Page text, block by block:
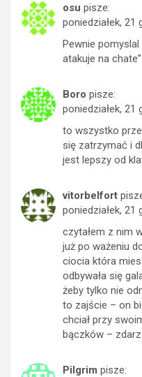
osu pisze:
poniedziałek, 21
Pewnie
atakuje na chate”
Boro pisze:
poniedziałek, 21
to wszystko
się zatrzymać i
jest lepszy od
vitorbelfort
poniedziałek, 21
czytałem z nim
już po ważeniu
ciocia która
odbywała się
żeby tylko nie
to zajście – on
chciał przy
bączków –
Pilgrim pisze: